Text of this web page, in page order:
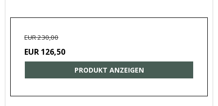
EUR 230,00
EUR 126,50
PRODUKT ANZEIGEN